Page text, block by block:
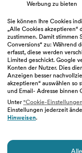
Werbung zu bieten
Sie können Ihre Cookies
„Alle Cookies akzeptieren“
zustimmen. Damit stimmen
Conversions“ zu: Während
erfasst, diese werden
Limited geschickt. Google
Konten der Nutzer. Dies
Anzeigen besser
akzeptieren“ auswählen so
und Email- Adresse binnen
Unter"Cookie-
Einstellungen jederzeit
Hinweisen.
easybank.de
Impressum
Cookie-